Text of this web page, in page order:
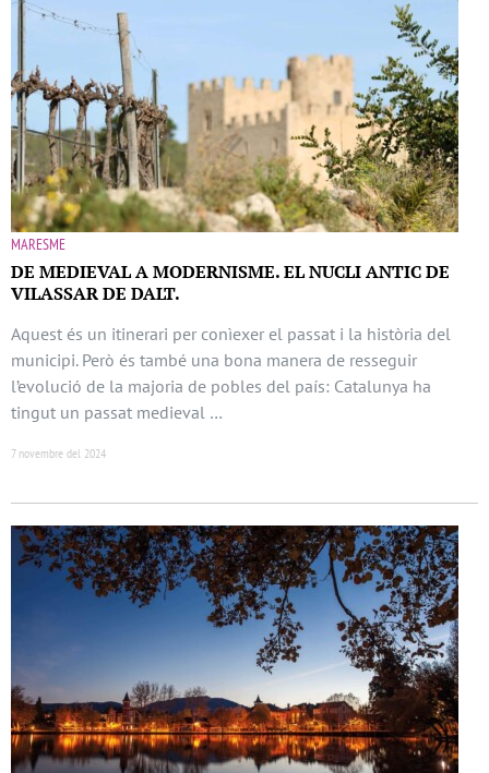
MARESME
DE MEDIEVAL A MODERNISME. EL NUCLI ANTIC DE
VILASSAR DE DALT.
Aquest és un itinerari per conìexer el passat i la història del
municipi. Però és també una bona manera de resseguir
l’evolució de la majoria de pobles del país: Catalunya ha
tingut un passat medieval …
7 novembre del 2024